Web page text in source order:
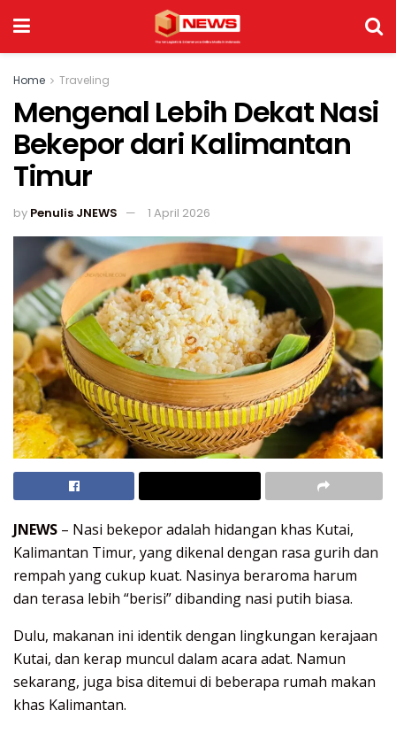
Home Traveling
Mengenal Lebih Dekat Nasi
Bekepor dari Kalimantan
Timur
by Penulis JNEWS 1 April 2026
JNEWS – Nasi bekepor adalah hidangan khas Kutai,
Kalimantan Timur, yang dikenal dengan rasa gurih dan
rempah yang cukup kuat. Nasinya beraroma harum
dan terasa lebih “berisi” dibanding nasi putih biasa.
Dulu, makanan ini identik dengan lingkungan kerajaan
Kutai, dan kerap muncul dalam acara adat. Namun
sekarang, juga bisa ditemui di beberapa rumah makan
khas Kalimantan.